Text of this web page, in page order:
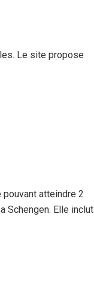
Le site propose
atteindre 2
Schengen. Elle inclut